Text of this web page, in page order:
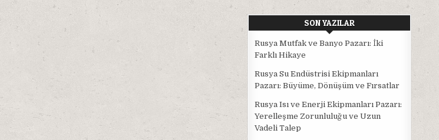
SON YAZILAR
Rusya Mutfak ve Banyo Pazarı: İki
Farklı Hikaye
Rusya Su Endüstrisi Ekipmanları
Pazarı: Büyüme, Dönüşüm ve Fırsatlar
Rusya Isı ve Enerji Ekipmanları Pazarı:
Yerelleşme Zorunluluğu ve Uzun
Vadeli Talep